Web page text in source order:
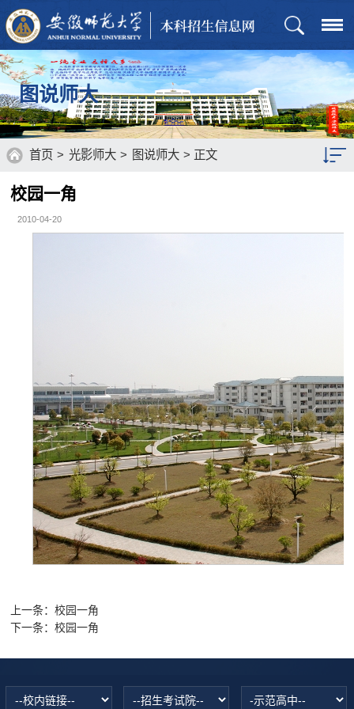
图说师大
首页 > 光影师大 > 图说师大 > 正文
视听师大
校园一角
2010-04-20
上一条：校园一角
下一条：校园一角